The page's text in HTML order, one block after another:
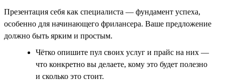
Презентация себя как специалиста — фундамент успеха,
особенно для начинающего фрилансера. Ваше предложение
должно быть ярким и простым.
Чётко опишите пул своих услуг и прайс на них —
что конкретно вы делаете, кому это будет полезно
и сколько это стоит.